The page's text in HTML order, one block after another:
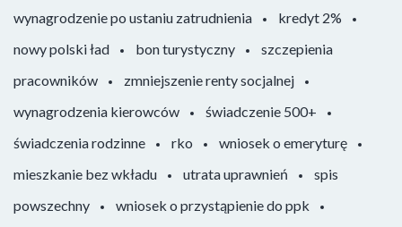
wynagrodzenie po ustaniu zatrudnienia
kredyt 2%
nowy polski ład
bon turystyczny
szczepienia
pracowników
zmniejszenie renty socjalnej
wynagrodzenia kierowców
świadczenie 500+
świadczenia rodzinne
rko
wniosek o emeryturę
mieszkanie bez wkładu
utrata uprawnień
spis
powszechny
wniosek o przystąpienie do ppk